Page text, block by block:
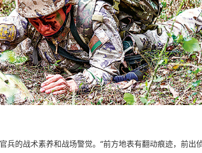
兵的战术素养和战场警觉。“前方地表有翻动痕迹，前出